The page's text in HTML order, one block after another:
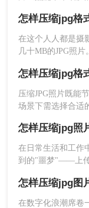
对比，点
在线工具
片时可能
由于图片
用在线工
感信息的
部分免费
虎”。面对“文件过
疼，迫切想知道
质的前提下，让图
在这个人人都是摄
几十MB的JPG照
的照片，成了每一
怎样压缩jpg格
压缩JPG照片既能
场景下需选择合适
提供详细操作指南
在日常生活和工作
到的"噩梦"——上传
无数用户反复追问
在数字化浪潮席卷